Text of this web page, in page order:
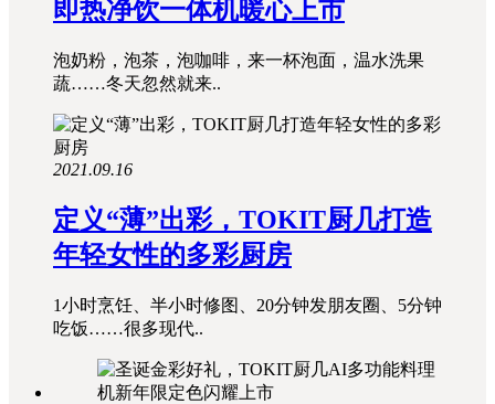
即热净饮一体机暖心上市
泡奶粉，泡茶，泡咖啡，来一杯泡面，温水洗果
蔬……冬天忽然就来..
2021.09.16
定义“薄”出彩，TOKIT厨几打造
年轻女性的多彩厨房
1小时烹饪、半小时修图、20分钟发朋友圈、5分钟
吃饭……很多现代..